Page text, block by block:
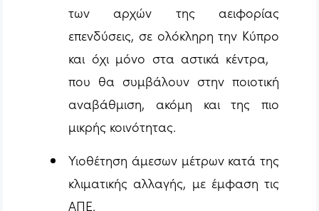
των αρχών της αειφορίας
επενδύσεις, σε ολόκληρη την Κύπρο
και όχι μόνο στα αστικά κέντρα,
που θα συμβάλουν στην ποιοτική
αναβάθμιση, ακόμη και της πιο
μικρής κοινότητας.
Υιοθέτηση άμεσων μέτρων κατά της
κλιματικής αλλαγής, με έμφαση τις
ΑΠΕ.